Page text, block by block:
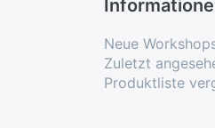
Neue
Zuletzt
Produktliste